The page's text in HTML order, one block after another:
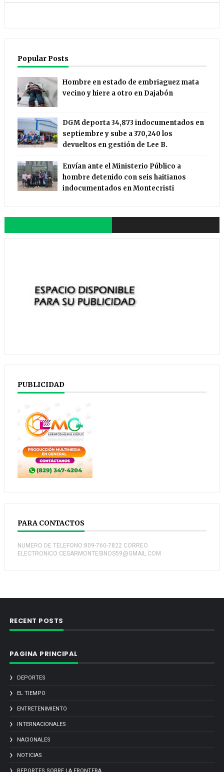
Popular Posts
Hombre en estado de embriaguez mata
vecino y hiere a otro en Dajabón
DGM deporta 34,873 indocumentados en
septiembre y sube a 370,240 los
devueltos en gestión de Lee B.
Envían ante el Ministerio Público a
hombre detenido con seis haitianos
indocumentados en Montecristi
PUBLICIDAD
PARA CONTACTOS
NUMERO DE TELEFONO:809-760-7822 CORREO
ELECTRONICO:CESARMONTESINOS59@GMAIL.COM
RECENT POSTS
PAGINA PRINCIPAL
DEPORTES
EL TIEMPO
ENTRETENIMIENTO
INTERNACIONALES
NACIONALES
NOTICIAS